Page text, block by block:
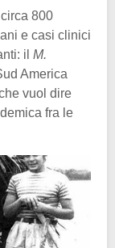
800
e casi clinici
il M.
America
vuol dire
fra le